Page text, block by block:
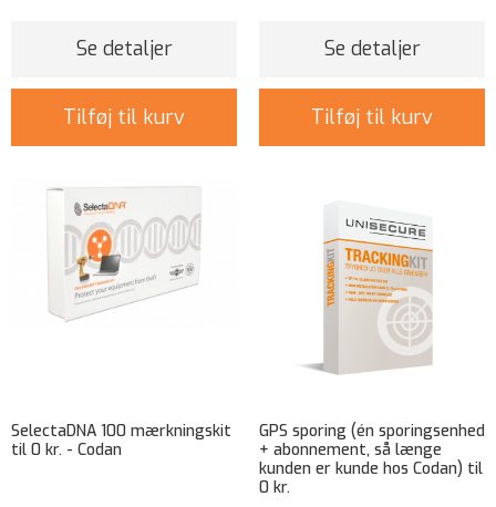
Se detaljer
Tilføj til kurv
Se detaljer
Tilføj til kurv
SelectaDNA 100 mærkningskit
til 0 kr. - Codan
GPS sporing (én sporingsenhed
+ abonnement, så længe
kunden er kunde hos Codan) til
0 kr.